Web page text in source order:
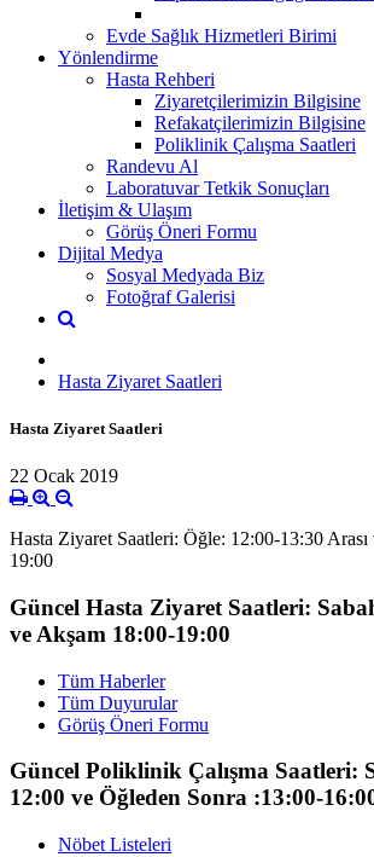
Evde Sağlık Hizmetleri Birimi
Yönlendirme
Hasta Rehberi
Ziyaretçilerimizin Bilgisine
Refakatçilerimizin Bilgisine
Poliklinik Çalışma Saatleri
Randevu Al
Laboratuvar Tetkik Sonuçları
İletişim & Ulaşım
Görüş Öneri Formu
Dijital Medya
Sosyal Medyada Biz
Fotoğraf Galerisi
Hasta Ziyaret Saatleri
Hasta Ziyaret Saatleri
22 Ocak 2019
Hasta Ziyaret Saatleri: Öğle: 12:00-13:30
19:00
Güncel Hasta Ziyaret Saatleri:
ve Akşam 18:00-19:00
Tüm Haberler
Tüm Duyurular
Görüş Öneri Formu
Güncel Poliklinik Çalışma Saatleri:
12:00 ve Öğleden Sonra :13:00-
Nöbet Listeleri